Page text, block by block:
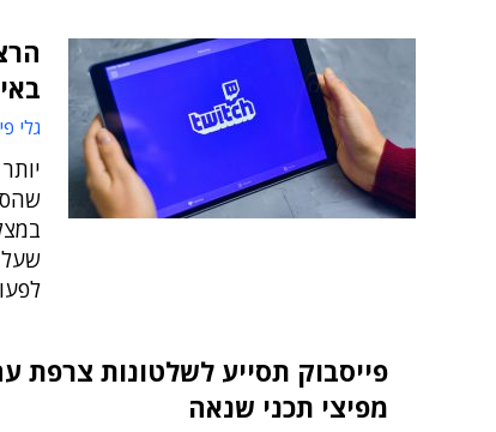
גלי
פייסבוק תסייע לשלטונות צרפת
מפיצי תכני שנאה